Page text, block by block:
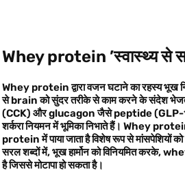
Whey protein ’स्वास्थ्य से
Whey proteinद्वारा वजन घटाने का रहस्य भूख
सेbrainको सुंदर तरीके से काम करने के संदेश
(CCK) औरglucagonजैसे peptide(
शर्करा नियमन में भूमिका निभाते हैं। Whey
proteinमें पाया जाता हैविशेष रूप से मांसपेशियों
सरल शब्दों में,भूख हार्मोन को विनियमित करके,
है जिससे मोटापा हो सकता है।